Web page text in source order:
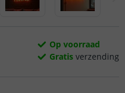
Op voorraad
Gratis verzending